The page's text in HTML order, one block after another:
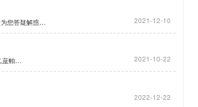
您答疑解惑… 2021-12-10
帕… 2021-10-22
2022-12-22